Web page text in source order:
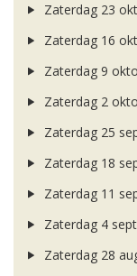
Zaterdag 23
Zaterdag 16
Zaterdag 9
Zaterdag 2
Zaterdag 25
Zaterdag 18
Zaterdag 11
Zaterdag 4
Zaterdag 28